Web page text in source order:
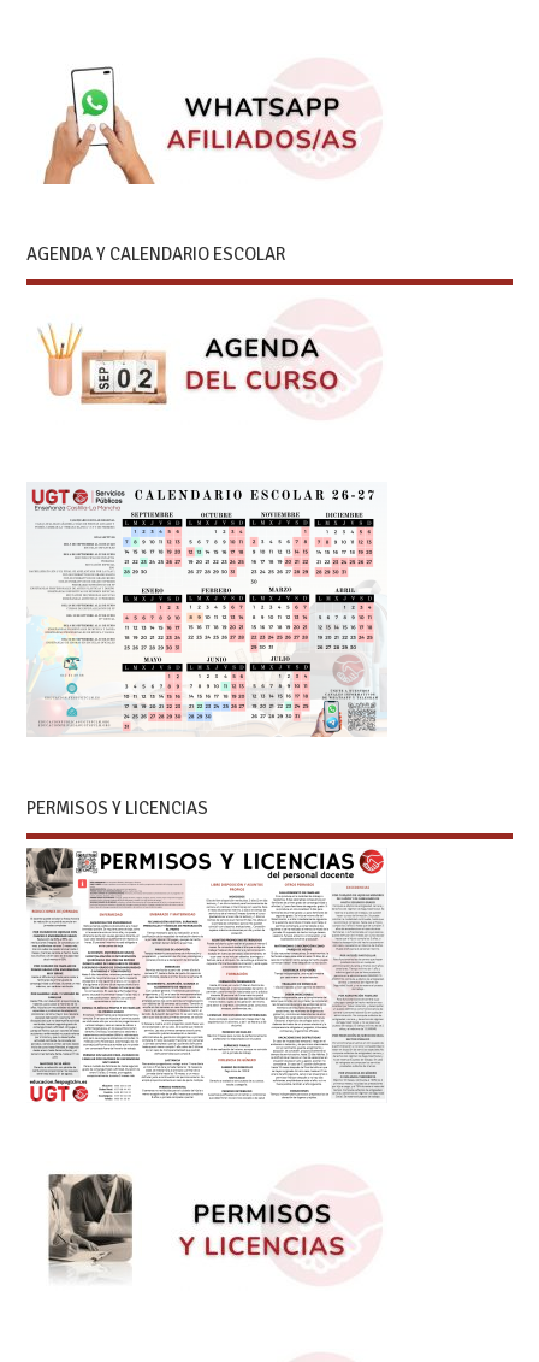
AGENDA Y CALENDARIO ESCOLAR
PERMISOS Y LICENCIAS